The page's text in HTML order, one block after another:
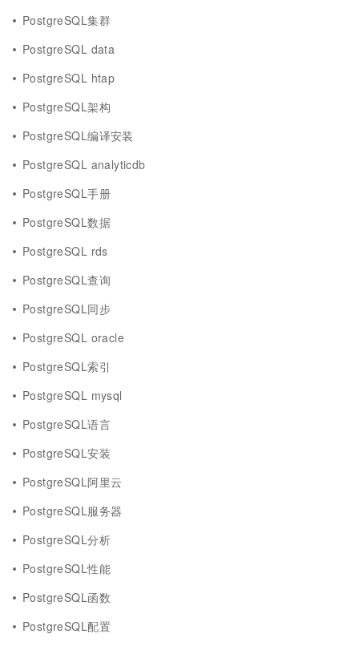
PostgreSQL集群
PostgreSQL data
PostgreSQL htap
PostgreSQL架构
PostgreSQL编译安装
PostgreSQL analyticdb
PostgreSQL手册
PostgreSQL数据
PostgreSQL rds
PostgreSQL查询
PostgreSQL同步
PostgreSQL oracle
PostgreSQL索引
PostgreSQL mysql
PostgreSQL语言
PostgreSQL安装
PostgreSQL阿里云
PostgreSQL服务器
PostgreSQL分析
PostgreSQL性能
PostgreSQL函数
PostgreSQL配置